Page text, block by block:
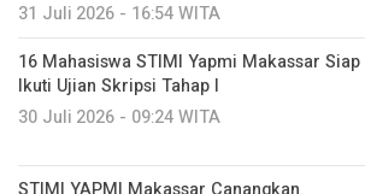
31 Juli 2026 - 16:54 WITA
16 Mahasiswa STIMI Yapmi Makassar Siap
Ikuti Ujian Skripsi Tahap I
30 Juli 2026 - 09:24 WITA